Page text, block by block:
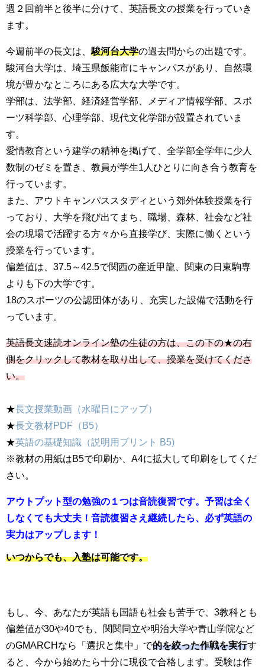
週２回前半と後半に分けて、英語長文の授業を行っていき
ます。
今週前半の長文は、 駿河台大学の過去問からの出題です。
駿河台大学は、埼玉県飯能市にキャンパスがあり、自然環
境が豊かなところにある広大な大学です。
学部は、法学部、経済経営学部、メディア情報学部、スポ
ーツ科学部、心理学部、現代文化学部が設置されていま
す。
愛情教育という建学の精神を掲げて、全学部全学年に少人
数制のゼミを置き、教員が学生1人ひとりに向き合う教育を
行っています。
また、アウトキャンパススタディという郊外体験授業を行
っており、大学を飛び出てまち、職場、森林、社会など社
会の現場で活躍する方々から直接学び、実際に働くという
授業を行っています。
偏差値は、37.5～42.5で関西の産近甲龍、関東の日東駒専
よりも下の大学です。
18のスポーツの公認団体があり、充実した設備で活動を行
っています。
英語長文速読オンライン塾の生徒の方は、この下の★の右
側をクリックして教材を取り出して、授業を受けてくださ
い。
★長文授業動画（水曜日にアップ）
★長文教材PDF（B5）
★英語の基礎知識（説明用プリント B5)
※教材の用紙はB5で印刷か、A4に拡大して印刷をしてくだ
さい。
アウトプット型の勉強の１つは音読復習です。予習は全く
しなくても大丈夫！音読復習さえ継続したら、必ず英語の
実力はアップします！
いつからでも、入塾は可能です。
もし、今、あなたが英語も国語も社会も苦手で、3教科とも
偏差値が30や40でも、関関同立や明治大学や青山学院など
のGMARCHなら「選択と集中」で的を絞った作戦を実行す
ると、今から始めたら十分に現役で合格します。受験は作